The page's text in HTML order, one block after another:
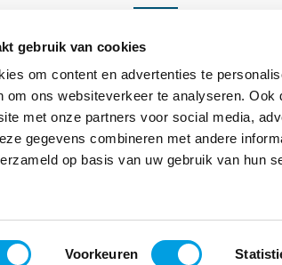
gebruik van cookies
om content en advertenties te
om ons websiteverkeer te analyseren. Ook
met onze partners voor social media,
gegevens combineren met andere
op basis van uw gebruik van hun
Voorkeuren
Privacybeleid
Disclaimer
Cookies